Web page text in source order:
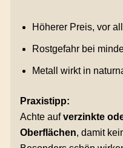
Höherer Preis, vor
Rostgefahr bei
Metall wirkt in
Praxistipp:
Achte aufverzinkte
Oberflächen, damit